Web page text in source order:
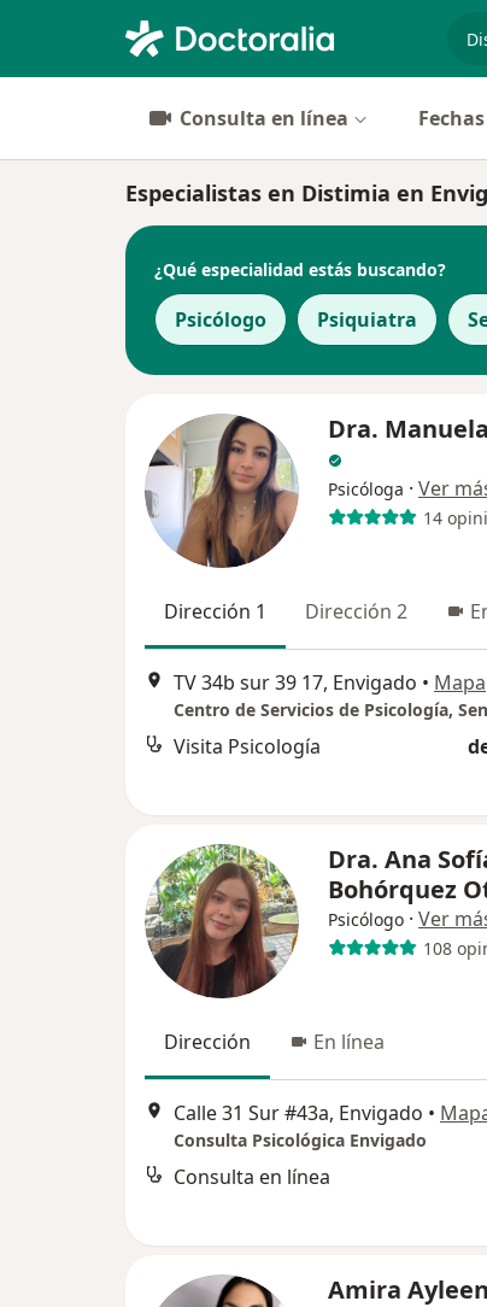
Consulta en línea
Especialistas en Distimia en
¿Qué especialidad estás buscando?
Psicólogo Psiquiatra
Dra.
Psicóloga · Ver
14
Dirección 1 Dirección 2
TV 34b sur 39 17, Envigado • Mapa
Visita Psicología
Dra. Ana
Bohórquez
Psicólogo · Ver
108
Dirección En línea
Calle 31 Sur #43a, Envigado •
Consulta Psicológica Envigado
Consulta en línea
Amira